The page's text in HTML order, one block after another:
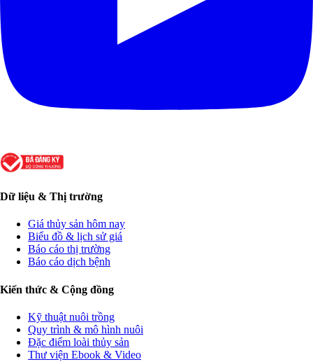
Dữ liệu & Thị trường
Giá thủy sản hôm nay
Biểu đồ & lịch sử giá
Báo cáo thị trường
Báo cáo dịch bệnh
Kiến thức & Cộng đồng
Kỹ thuật nuôi trồng
Quy trình & mô hình nuôi
Đặc điểm loài thủy sản
Thư viện Ebook & Video